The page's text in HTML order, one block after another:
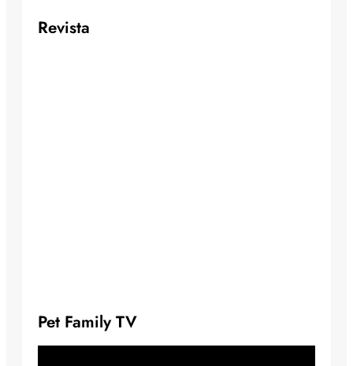
Revista
Pet Family TV